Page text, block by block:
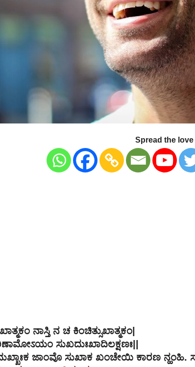
Spread the love
ನಾಸ್ತಿ ನ ಚ ಕಿಂಚಿತ್ಸುಖಾತ್ಮಕಂ|
ಸುಖದುಃಖಾದಿಲಕ್ಷಣಃ||
ಜಾಂವೊ ಸುಖಾಕ ಖಂಚೇಯಿ ಕಾರಣ ನ್ಹಂಹಿ.